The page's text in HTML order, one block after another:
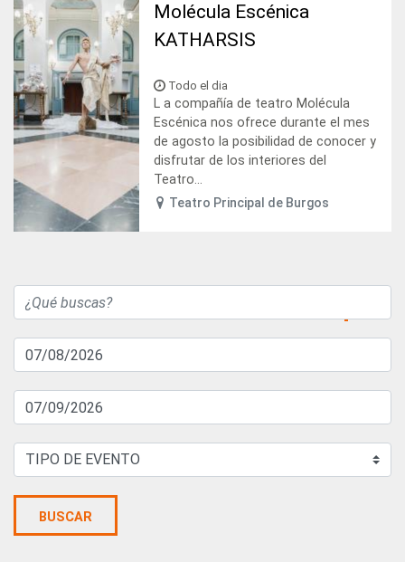
Molécula Escénica
KATHARSIS
Todo el dia
L a compañía de teatro Molécula
Escénica nos ofrece durante el mes
de agosto la posibilidad de conocer y
disfrutar de los interiores del
Teatro...
Teatro Principal de Burgos
BUSCAR